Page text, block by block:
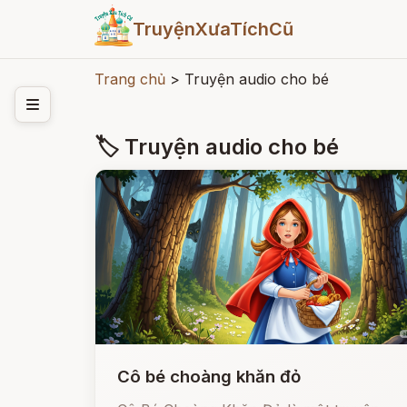
TruyệnXưaTíchCũ
Trang chủ > Truyện audio cho bé
🏷 Truyện audio cho bé
Cô bé choàng khăn đỏ